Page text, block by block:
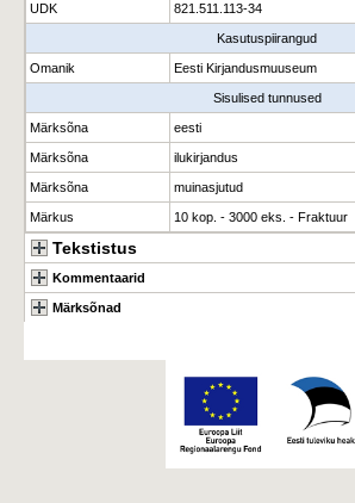
UDK 821.511.113-34
Kasutuspiirangud
Omanik Eesti Kirjandusmuuseum
Sisulised tunnused
Märksõna eesti
Märksõna ilukirjandus
Märksõna muinasjutud
Märkus 10 kop. - 3000 eks. - Fraktuur
Tekstistus
Kommentaarid
Märksõnad